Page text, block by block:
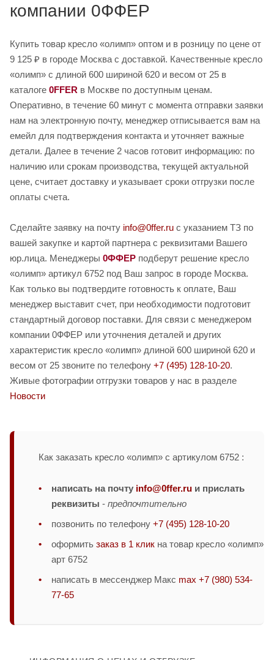
компании 0ФФЕР
Купить товар кресло «олимп» оптом и в розницу по цене от
9 125 ₽ в городе Москва с доставкой. Качественные кресло
«олимп» с длиной 600 шириной 620 и весом от 25 в
каталоге 0FFER в Москве по доступным ценам.
Оперативно, в течение 60 минут с момента отправки заявки
нам на электронную почту, менеджер отписывается вам на
емейл для подтверждения контакта и уточняет важные
детали. Далее в течение 2 часов готовит информацию: по
наличию или срокам производства, текущей актуальной
цене, считает доставку и указывает сроки отгрузки после
оплаты счета.
Сделайте заявку на почту info@0ffer.ru с указанием ТЗ по
вашей закупке и картой партнера с реквизитами Вашего
юр.лица. Менеджеры 0ФФЕР подберут решение кресло
«олимп» артикул 6752 под Ваш запрос в городе Москва.
Как только вы подтвердите готовность к оплате, Ваш
менеджер выставит счет, при необходимости подготовит
стандартный договор поставки. Для связи с менеджером
компании 0ФФЕР или уточнения деталей и других
характеристик кресло «олимп» длиной 600 шириной 620 и
весом от 25 звоните по телефону +7 (495) 128-10-20.
Живые фотографии отгрузки товаров у нас в разделе
Новости
Как заказать кресло «олимп» с артикулом 6752 :
написать на почту info@0ffer.ru и прислать
реквизиты - предпочтительно
позвонить по телефону +7 (495) 128-10-20
оформить заказ в 1 клик на товар кресло «олимп»
арт 6752
написать в мессенджер Макс max +7 (980) 534-
77-65